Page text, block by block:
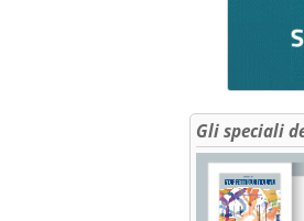
Gli speciali